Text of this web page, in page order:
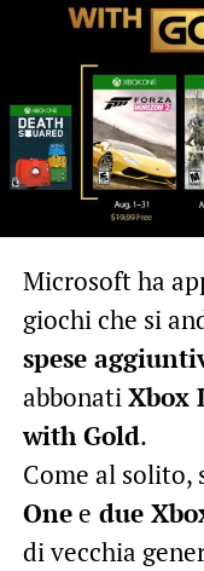
Microsoft ha
giochi che si
spese
abbonatiXbox
with Gold.
Come al
Onee due
di vecchia